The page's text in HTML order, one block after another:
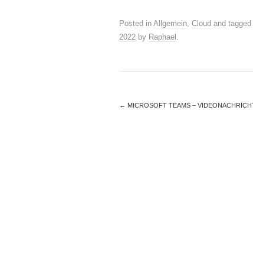
Posted in Allgemein, Cloud and tagged
2022 by Raphael .
← MICROSOFT TEAMS –